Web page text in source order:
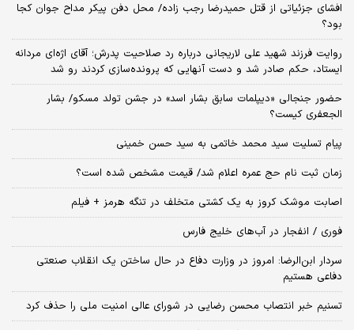
افشای جزئیاتی از قتل حمیدرضا رجب زاده/ محل دفن پیکر مداح جوان کجا
بود؟
روایت فرزند شهید علی لاریجانی درباره رد صلاحیت پدرش؛ آقای اژه‌ای مردانه
ایستاد، حکم صادر شد و دست آنهایی که پرونده‌سازی کردند رو شد
حضور جنجالی «دیپلمات سابق بشار اسد» در جشن تولد مسکو/ بشار
الجعفری کیست؟
پیام تسلیت سید محمد خاتمی به سید حسن خمینی
زمان ثبت‌ نام حج عمره اعلام شد/ قیمت مشخص شده است؟
اصابت موشک کروز به یک کشتی متخلف در تنگه هرمز + فیلم
فوری / انفجار در آب‌های خلیج فارس
سردار ابن‌الرضا: امروز در وزارت دفاع در حال ساختن یک انقلاب صنعتی
دفاعی هستیم
تسنیم خبر انتصاب محسن رضایی در شورای عالی امنیت ملی را حذف کرد